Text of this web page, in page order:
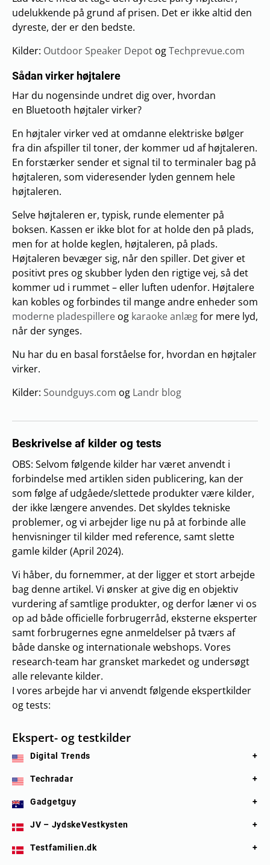
udelukkende på grund af prisen. Det er ikke altid den
dyreste, der er den bedste.
Kilder: Outdoor Speaker Depot ogTechprevue.com
Sådan virker højtalere
Har du nogensinde undret dig over, hvordan
en Bluetooth højtaler virker?
En højtaler virker ved at omdanne elektriske bølger
fra din afspiller til toner, der kommer ud af højtaleren.
En forstærker sender et signal til to terminaler bag på
højtaleren, som videresender lyden gennem hele
højtaleren.
Selve højtaleren er, typisk, runde elementer på
boksen. Kassen er ikke blot for at holde den på plads,
men for at holde keglen, højtaleren, på plads.
Højtaleren bevæger sig, når den spiller. Det giver et
positivt pres og skubber lyden den rigtige vej, så det
kommer ud i rummet – eller luften udenfor. Højtalere
kan kobles og forbindes til mange andre enheder som
moderne pladespillere og karaoke anlægfor mere lyd,
når der synges.
Nu har du en basal forståelse for, hvordan en højtaler
virker.
Kilder: Soundguys.com og Landr blog
Beskrivelse af kilder og tests
OBS: Selvom følgende kilder har været anvendt i
forbindelse med artiklen siden publicering, kan der
som følge af udgåede/slettede produkter være kilder,
der ikke længere anvendes. Det skyldes tekniske
problemer, og vi arbejder lige nu på at forbinde alle
henvisninger til kilder med reference, samt slette
gamle kilder (April 2024).
Vi håber, du fornemmer, at der ligger et stort arbejde
bag denne artikel. Vi ønsker at give dig en objektiv
vurdering af samtlige produkter, og derfor læner vi os
op ad både officielle forbrugerråd, eksterne eksperter
samt forbrugernes egne anmeldelser på tværs af
både danske og internationale webshops. Vores
research-team har gransket markedet og undersøgt
alle relevante kilder.
I vores arbejde har vi anvendt følgende ekspertkilder
og tests:
Ekspert- og testkilder
Digital Trends
Techradar
Gadgetguy
JV – JydskeVestkysten
Testfamilien.dk